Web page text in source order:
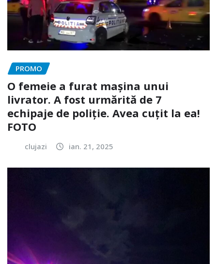
PROMO
O femeie a furat mașina unui
livrator. A fost urmărită de 7
echipaje de poliție. Avea cuțit la ea!
FOTO
clujazi ian. 21, 2025